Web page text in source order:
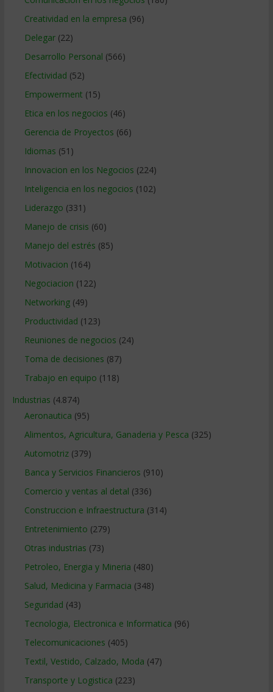
Creatividad en la empresa (96)
Delegar(22)
Desarrollo Personal (566)
Efectividad (52)
Empowerment (15)
Etica en los negocios (46)
Gerencia de Proyectos (66)
Idiomas (51)
Innovacion en los Negocios (224)
Inteligencia en los negocios (102)
Liderazgo (331)
Manejo de crisis (60)
Manejo del estrés (85)
Motivacion (164)
Negociacion (122)
Networking(49)
Productividad (123)
Reuniones de negocios (24)
Toma de decisiones (87)
Trabajo en equipo (118)
Industrias (4.874)
Aeronautica (95)
Alimentos, Agricultura, Ganaderia y Pesca (325)
Automotriz(379)
Banca y Servicios Financieros (910)
Comercio y ventas al detal (336)
Construccion e Infraestructura (314)
Entretenimiento (279)
Otras industrias (73)
Petroleo, Energia y Mineria (480)
Salud, Medicina y Farmacia (348)
Seguridad (43)
Tecnologia, Electronica e Informatica (96)
Telecomunicaciones (405)
Textil, Vestido, Calzado, Moda (47)
Transporte y Logistica (223)